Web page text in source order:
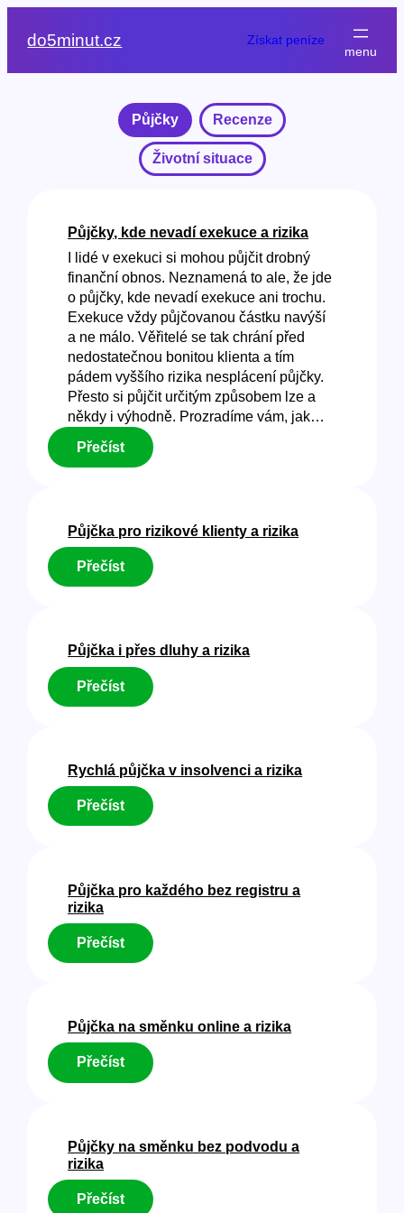
do5minut.cz Získat peníze
Půjčky Recenze
Životní situace
Půjčky, kde nevadí exekuce a rizika
I lidé v exekuci si mohou půjčit drobný
finanční obnos. Neznamená to ale, že jde
o půjčky, kde nevadí exekuce ani trochu.
Exekuce vždy půjčovanou částku navýší
a ne málo. Věřitelé se tak chrání před
nedostatečnou bonitou klienta a tím
pádem vyššího rizika nesplácení půjčky.
Přesto si půjčit určitým způsobem lze a
někdy i výhodně. Prozradíme vám, jak…
Přečíst:
Půjčky,
exekuce
a
rizika
Půjčka pro rizikové klienty a rizika
Přečíst:
Půjčka
klienty
a
rizika
Půjčka i přes dluhy a rizika
Přečíst:
Půjčka
dluhy
a
rizika
Rychlá půjčka v insolvenci a rizika
Přečíst:
Rychlá
insolvenci
rizika
Půjčka pro každého bez registru a
rizika
Přečíst:
Půjčka
bez
registru
a
rizika
Půjčka na směnku online a rizika
Přečíst:
Půjčka
online
rizika
Půjčky na směnku bez podvodu a
rizika
Přečíst: